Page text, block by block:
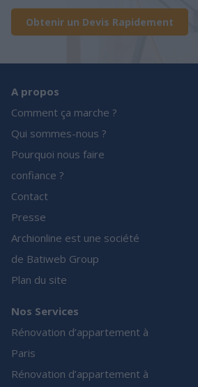
Obtenir un Devis Rapidement
A propos
Comment ça marche ?
Qui sommes-nous ?
Pourquoi nous faire
confiance ?
Contact
Presse
Archionline est une société
de Batiweb Group
Plan du site
Nos Services
Rénovation d’appartement à
Paris
Rénovation d’appartement à